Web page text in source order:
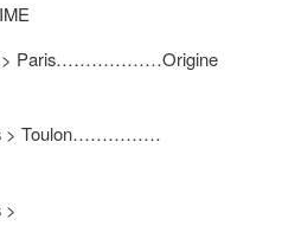
> Paris………………Origine
> Toulon……………